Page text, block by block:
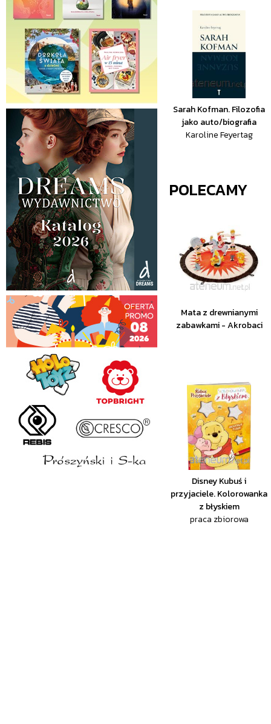
Sarah Kofman. Filozofia
jako auto/biografia
Karoline Feyertag
POLECAMY
Mata z drewnianymi
zabawkami - Akrobaci
Disney Kubuś i
przyjaciele. Kolorowanka
z błyskiem
praca zbiorowa